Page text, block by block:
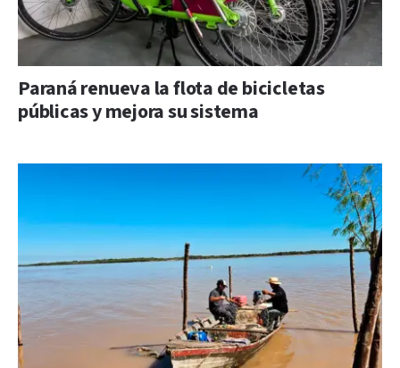
Paraná renueva la flota de bicicletas
públicas y mejora su sistema